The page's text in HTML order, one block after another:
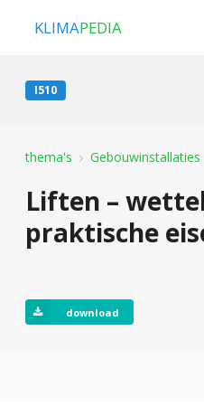
KLIMAPEDIA
I510
thema's Gebouwinstallaties
Liften –
praktische
download